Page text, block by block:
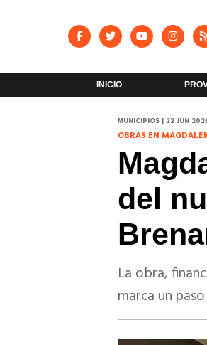
INICIO
MUNICIPIOS | 22 JUN
OBRAS EN
del
La obra,
marca un